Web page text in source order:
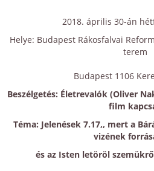
2018. április 30-án
Helye: Budapest Rákosfalvai
terem
Budapest 1106
Beszélgetés: Életrevalók (Oliver
film
Téma: Jelenések 7.17,, mert a
vizének
és az Isten letöröl